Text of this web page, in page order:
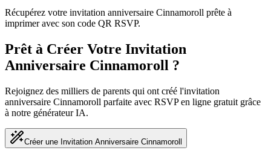
Récupérez votre invitation anniversaire Cinnamoroll prête à
imprimer avec son code QR RSVP.
Prêt à Créer Votre Invitation
Anniversaire Cinnamoroll ?
Rejoignez des milliers de parents qui ont créé l'invitation
anniversaire Cinnamoroll parfaite avec RSVP en ligne gratuit grâce
à notre générateur IA.
Créer une Invitation Anniversaire Cinnamoroll